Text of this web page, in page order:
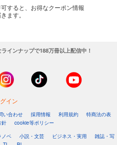
すると、お得なクーポン情報
ます。
インナップで188万冊以上配信中！
イン
い合わせ 採用情報 利用規約
特商法の表
針
cookie等ポリシー
ノベ 小説・文芸 ビジネス・実用
雑誌・写